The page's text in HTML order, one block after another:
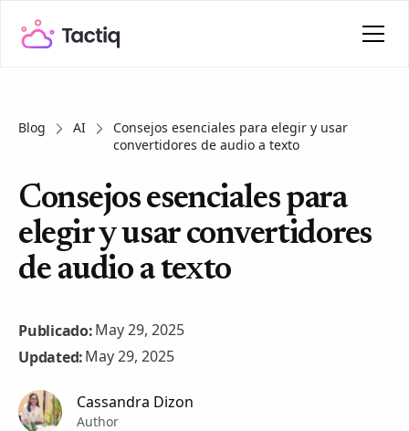
Blog AI
Consejos esenciales para elegir y usar
convertidores de audio a texto
Consejos esenciales para
elegir y usar convertidores
de audio a texto
Publicado:May 29, 2025
Updated:May 29, 2025
Cassandra Dizon
Author